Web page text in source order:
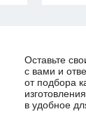
Оставьте
с вами и
от подбора
в удобное